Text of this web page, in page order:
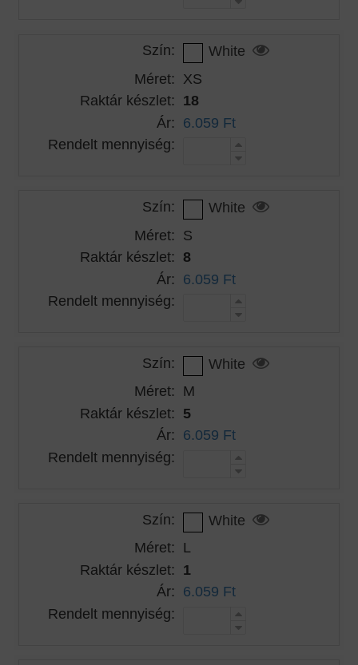
Szín:
White
Méret: XS
Raktár készlet: 18
Ár: 6.059 Ft
Rendelt mennyiség:
Szín:
White
Méret: S
Raktár készlet: 8
Ár: 6.059 Ft
Rendelt mennyiség:
Szín:
White
Méret: M
Raktár készlet: 5
Ár: 6.059 Ft
Rendelt mennyiség:
Szín:
White
Méret: L
Raktár készlet: 1
Ár: 6.059 Ft
Rendelt mennyiség: